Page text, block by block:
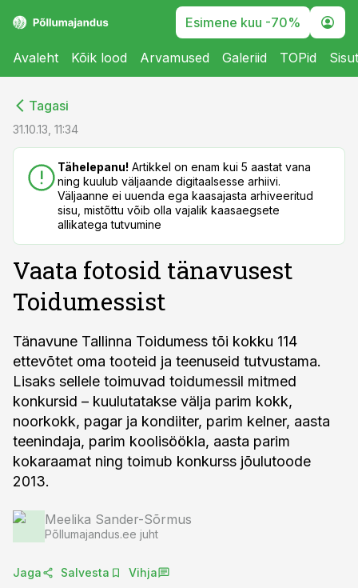
Esimene kuu -70%
Avaleht Kõik lood Arvamused Galeriid TOPid
Tagasi
31.10.13, 11:34
Tähelepanu! Artikkel on enam kui 5 aastat vana
ning kuulub väljaande digitaalsesse arhiivi.
Väljaanne ei uuenda ega kaasajasta arhiveeritud
sisu, mistõttu võib olla vajalik kaasaegsete
allikatega tutvumine
Vaata fotosid tänavusest
Toidumessist
Tänavune Tallinna Toidumess tõi kokku 114
ettevõtet oma tooteid ja teenuseid tutvustama.
Lisaks sellele toimuvad toidumessil mitmed
konkursid – kuulutatakse välja parim kokk,
noorkokk, pagar ja kondiiter, parim kelner, aasta
teenindaja, parim koolisöökla, aasta parim
kokaraamat ning toimub konkurss jõulutoode
2013.
Meelika Sander-Sõrmus
Põllumajandus.ee juht
Jaga Salvesta Vihja